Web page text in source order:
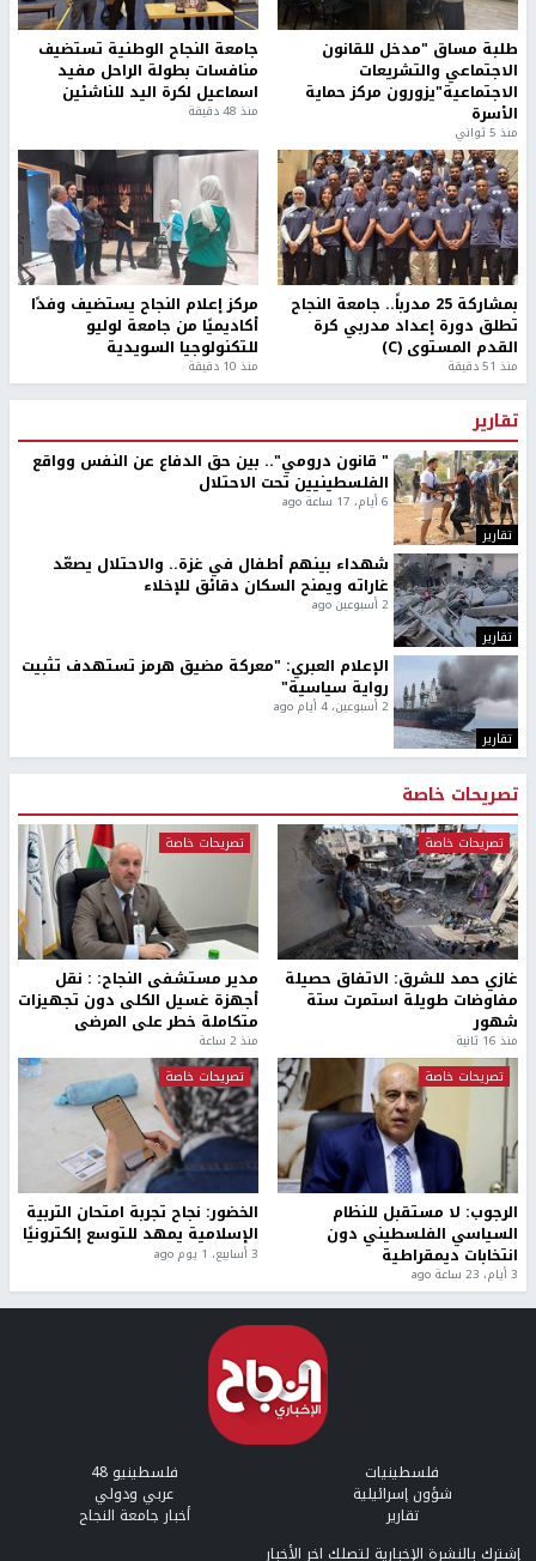
طلبة مساق "مدخل للقانون
الاجتماعي والتشريعات
الاجتماعية"يزورون مركز حماية
الأسرة
منذ 5 ثواني
جامعة النجاح الوطنية تستضيف
منافسات بطولة الراحل مفيد
اسماعيل لكرة اليد للناشئين
منذ 48 دقيقة
بمشاركة 25 مدرباً.. جامعة النجاح
تطلق دورة إعداد مدربي كرة
القدم المستوى (C)
منذ 51 دقيقة
مركز إعلام النجاح يستضيف وفدًا
أكاديميًا من جامعة لوليو
للتكنولوجيا السويدية
منذ 10 دقيقة
تقارير
تقارير
" قانون درومي".. بين حق الدفاع عن النفس وواقع
الفلسطينيين تحت الاحتلال
6 أيام، 17 ساعة ago
تقارير
شهداء بينهم أطفال في غزة.. والاحتلال يصعّد
غاراته ويمنح السكان دقائق للإخلاء
2 أسبوعين ago
تقارير
الإعلام العبري: "معركة مضيق هرمز تستهدف تثبيت
رواية سياسية"
2 أسبوعين، 4 أيام ago
تصريحات خاصة
تصريحات خاصة
غازي حمد للشرق: الاتفاق حصيلة
مفاوضات طويلة استمرت ستة
شهور
منذ 16 ثانية
تصريحات خاصة
مدير مستشفى النجاح: : نقل
أجهزة غسيل الكلى دون تجهيزات
متكاملة خطر على المرضى
منذ 2 ساعة
تصريحات خاصة
الرجوب: لا مستقبل للنظام
السياسي الفلسطيني دون
انتخابات ديمقراطية
3 أيام، 23 ساعة ago
تصريحات خاصة
الخضور: نجاح تجربة امتحان التربية
الإسلامية يمهد للتوسع إلكترونيًا
3 أسابيع، 1 يوم ago
فلسطينيات فلسطينيو 48
شؤون إسرائيلية عربي ودولي
تقارير
أخبار جامعة النجاح
إشترك بالنشرة الإخبارية لتصلك اخر الأخبار